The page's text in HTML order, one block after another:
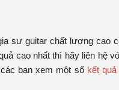
sư guitar chất lượng cao
cao nhất thì hãy liên hệ
bạn xem một số kết